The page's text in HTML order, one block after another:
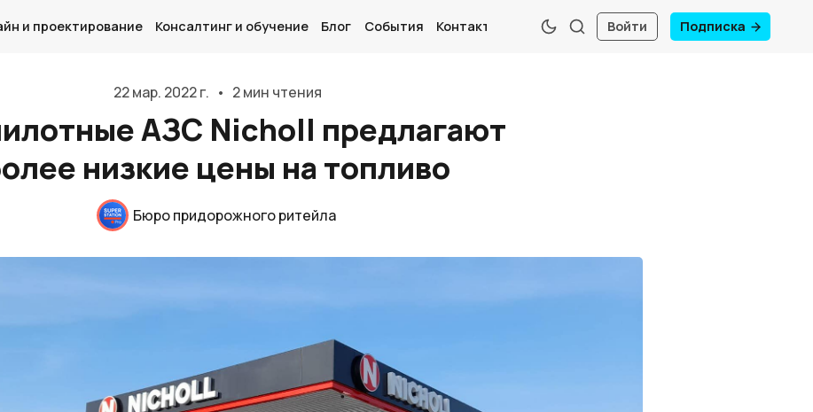
Главная
О нас
События
Контакты
и проектирование Консалтинг и обучение Блог События Контакты Войти Подписка
22 мар. 2022 г. • 2 мин чтения
АЗС Nicholl предлагают
низкие цены на топливо
Бюро придорожного ритейла